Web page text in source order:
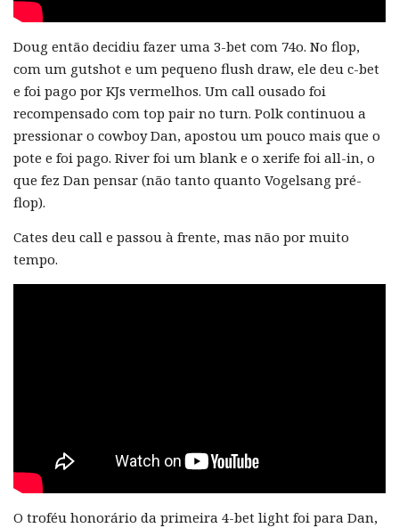
Doug então decidiu fazer uma 3-bet com 74o. No flop,
com um gutshot e um pequeno flush draw, ele deu c-bet
e foi pago por KJs vermelhos. Um call ousado foi
recompensado com top pair no turn. Polk continuou a
pressionar o cowboy Dan, apostou um pouco mais que o
pote e foi pago. River foi um blank e o xerife foi all-in, o
que fez Dan pensar (não tanto quanto Vogelsang pré-
flop).
Cates deu call e passou à frente, mas não por muito
tempo.
O troféu honorário da primeira 4-bet light foi para Dan,